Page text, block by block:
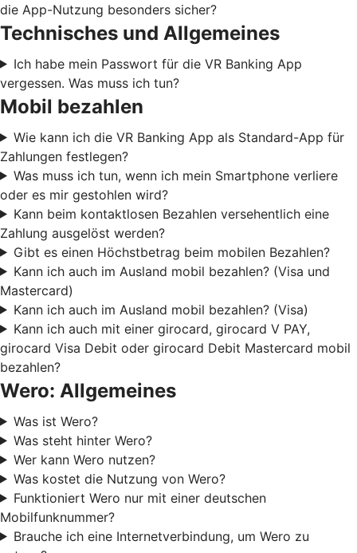
die App-Nutzung besonders sicher?
Technisches und Allgemeines
Ich habe mein Passwort für die VR Banking App
vergessen. Was muss ich tun?
Mobil bezahlen
Wie kann ich die VR Banking App als Standard-App für
Zahlungen festlegen?
Was muss ich tun, wenn ich mein Smartphone verliere
oder es mir gestohlen wird?
Kann beim kontaktlosen Bezahlen versehentlich eine
Zahlung ausgelöst werden?
Gibt es einen Höchstbetrag beim mobilen Bezahlen?
Kann ich auch im Ausland mobil bezahlen? (Visa und
Mastercard)
Kann ich auch im Ausland mobil bezahlen? (Visa)
Kann ich auch mit einer girocard, girocard V PAY,
girocard Visa Debit oder girocard Debit Mastercard mobil
bezahlen?
Wero: Allgemeines
Was ist Wero?
Was steht hinter Wero?
Wer kann Wero nutzen?
Was kostet die Nutzung von Wero?
Funktioniert Wero nur mit einer deutschen
Mobilfunknummer?
Brauche ich eine Internetverbindung, um Wero zu